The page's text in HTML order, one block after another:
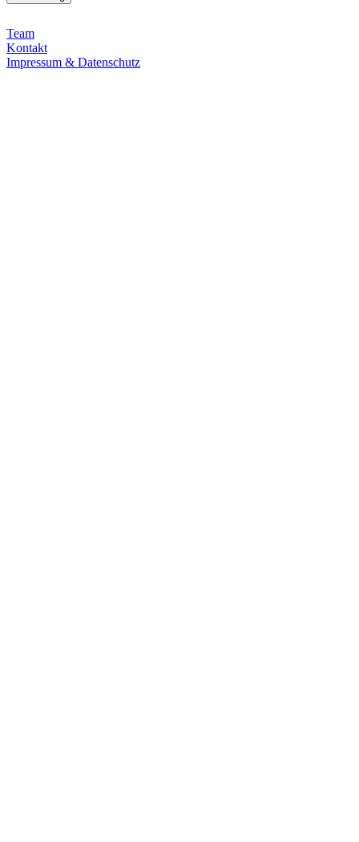
Team
Kontakt
Impressum & Datenschutz